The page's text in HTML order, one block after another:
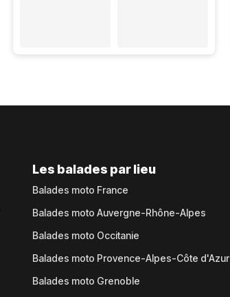
Les balades par lieu
Balades moto France
Balades moto Auvergne-Rhône-Alpes
Balades moto Occitanie
Balades moto Provence-Alpes-Côte d'Azur
Balades moto Grenoble